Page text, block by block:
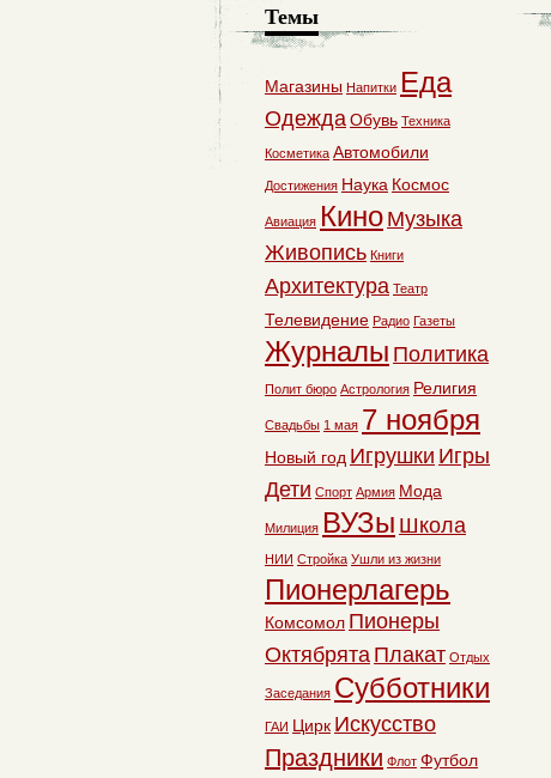
Темы
Магазины Напитки Еда
ОдеждаОбувь Техника
Косметика Автомобили
Достижения Наука Космос
Авиация Кино Музыка
Живопись Книги
Архитектура Театр
Телевидение Радио Газеты
Журналы Политика
Полит бюро Астрология Религия
Свадьбы 1 мая 7 ноября
Новый год Игрушки Игры
Дети Спорт Армия Мода
Милиция ВУЗы Школа
НИИ Стройка Ушли из жизни
Пионерлагерь
Комсомол Пионеры
Октябрята Плакат Отдых
Заседания Субботники
ГАИ Цирк Искусство
Праздники Флот Футбол